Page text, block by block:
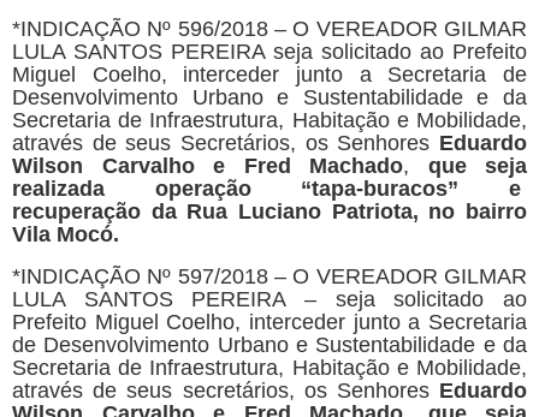
*INDICAÇÃO Nº 596/2018 – O VEREADOR GILMAR
LULA SANTOS PEREIRA seja solicitado ao Prefeito
Miguel Coelho, interceder junto a Secretaria de
Desenvolvimento Urbano e Sustentabilidade e da
Secretaria de Infraestrutura, Habitação e Mobilidade,
através de seus Secretários, os Senhores Eduardo
Wilson Carvalho e Fred Machado, que seja
realizada operação “tapa-buracos” e
recuperação da Rua Luciano Patriota, no bairro
Vila Mocó.
*INDICAÇÃO Nº 597/2018 – O VEREADOR GILMAR
LULA SANTOS PEREIRA – seja solicitado ao
Prefeito Miguel Coelho, interceder junto a Secretaria
de Desenvolvimento Urbano e Sustentabilidade e da
Secretaria de Infraestrutura, Habitação e Mobilidade,
através de seus secretários, os Senhores Eduardo